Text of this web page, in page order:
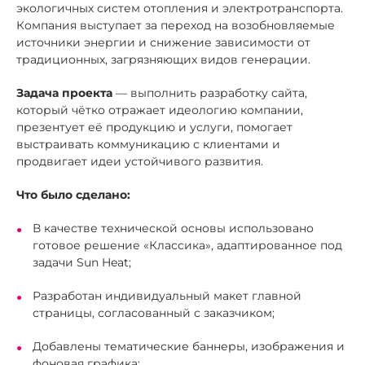
экологичных систем отопления и электротранспорта.
Компания выступает за переход на возобновляемые
источники энергии и снижение зависимости от
традиционных, загрязняющих видов генерации.
Задача проекта — выполнить разработку сайта,
который чётко отражает идеологию компании,
презентует её продукцию и услуги, помогает
выстраивать коммуникацию с клиентами и
продвигает идеи устойчивого развития.
Что было сделано:
В качестве технической основы использовано
готовое решение «Классика», адаптированное под
задачи Sun Heat;
Разработан индивидуальный макет главной
страницы, согласованный с заказчиком;
Добавлены тематические баннеры, изображения и